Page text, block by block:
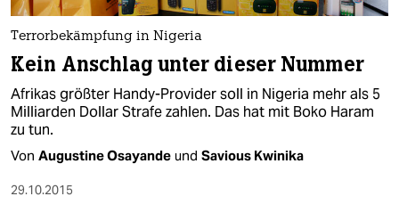
Terrorbekämpfung in Nigeria
Kein Anschlag unter dieser Nummer
Afrikas größter Handy-Provider soll in Nigeria mehr als 5
Milliarden Dollar Strafe zahlen. Das hat mit Boko Haram
zu tun.
Von Augustine Osayande und Savious Kwinika
29.10.2015